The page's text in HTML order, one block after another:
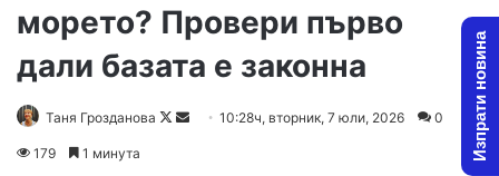
морето? Провери първо
дали базата е законна
Таня Грозданова
Follow
Send10:28ч, вторник, 7 юли, 2026 0
179 1 минута Изпрати новина